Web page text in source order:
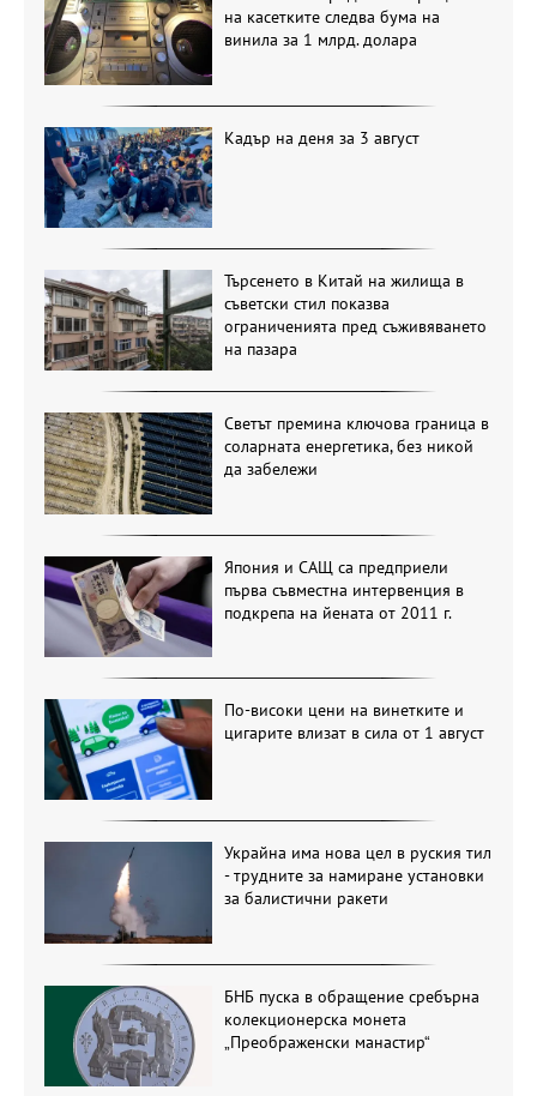
на касетките следва бума на
винила за 1 млрд. долара
Кадър на деня за 3 август
Търсенето в Китай на жилища в
съветски стил показва
ограниченията пред съживяването
на пазара
Светът премина ключова граница в
соларната енергетика, без никой
да забележи
Япония и САЩ са предприели
първа съвместна интервенция в
подкрепа на йената от 2011 г.
По-високи цени на винетките и
цигарите влизат в сила от 1 август
Украйна има нова цел в руския тил
- трудните за намиране установки
за балистични ракети
БНБ пуска в обращение сребърна
колекционерска монета
„Преображенски манастир“